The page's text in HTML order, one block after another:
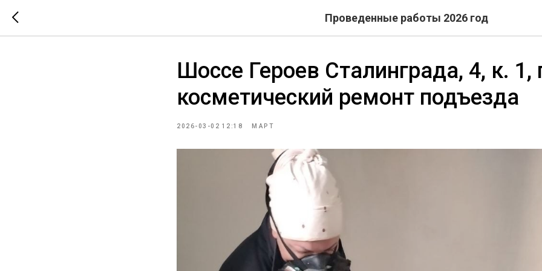
Проведенные работы 2026 год
Шоссе Героев Сталинграда, 4, к. 1,
косметический ремонт подъезда
2026-03-02 12:18 МАРТ